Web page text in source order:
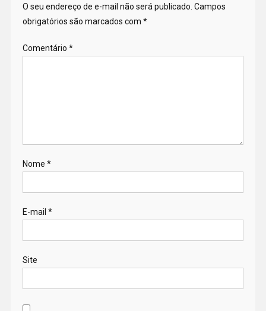
O seu endereço de e-mail não será publicado. Campos
obrigatórios são marcados com *
Comentário *
Nome *
E-mail *
Site